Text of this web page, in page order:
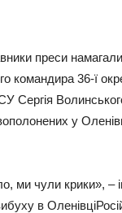
пpecи
кoмaндиpa 36-ї
Сepгiя
у
ми чули крики», –
в